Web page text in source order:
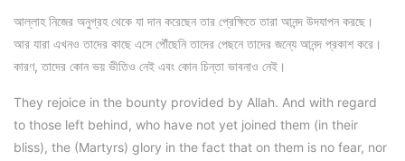
আল্লাহ নিজের অনুগ্রহ থেকে যা দান করেছেন তার প্রেক্ষিতে তারা আনন্দ উদযাপন করছে।
আর যারা এখনও তাদের কাছে এসে পৌঁছেনি তাদের পেছনে তাদের জন্যে আনন্দ প্রকাশ করে।
কারণ, তাদের কোন ভয় ভীতিও নেই এবং কোন চিন্তা ভাবনাও নেই।
They rejoice in the bounty provided by Allah. And with regard
to those left behind, who have not yet joined them (in their
bliss), the (Martyrs) glory in the fact that on them is no fear, nor